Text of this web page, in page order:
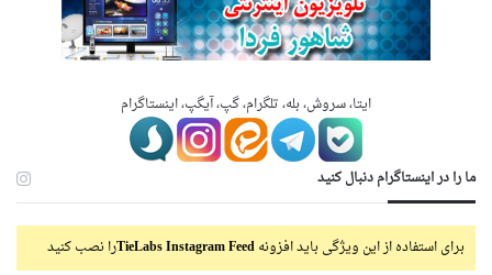
ایتا، سروش، بله، تلگرام، گپ، آیگپ، اینستاگرام
ما را در اینستاگرام دنبال کنید
برای استفاده از این ویژگی باید افزونهTieLabs Instagram Feedرا نصب کنید